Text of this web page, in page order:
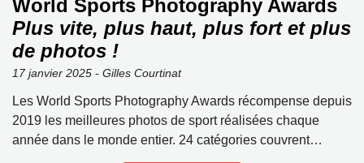
World Sports Photography Awards
Plus vite, plus haut, plus fort et plus
de photos !
17 janvier 2025 - Gilles Courtinat
Les World Sports Photography Awards récompense depuis
2019 les meilleures photos de sport réalisées chaque
année dans le monde entier. 24 catégories couvrent…